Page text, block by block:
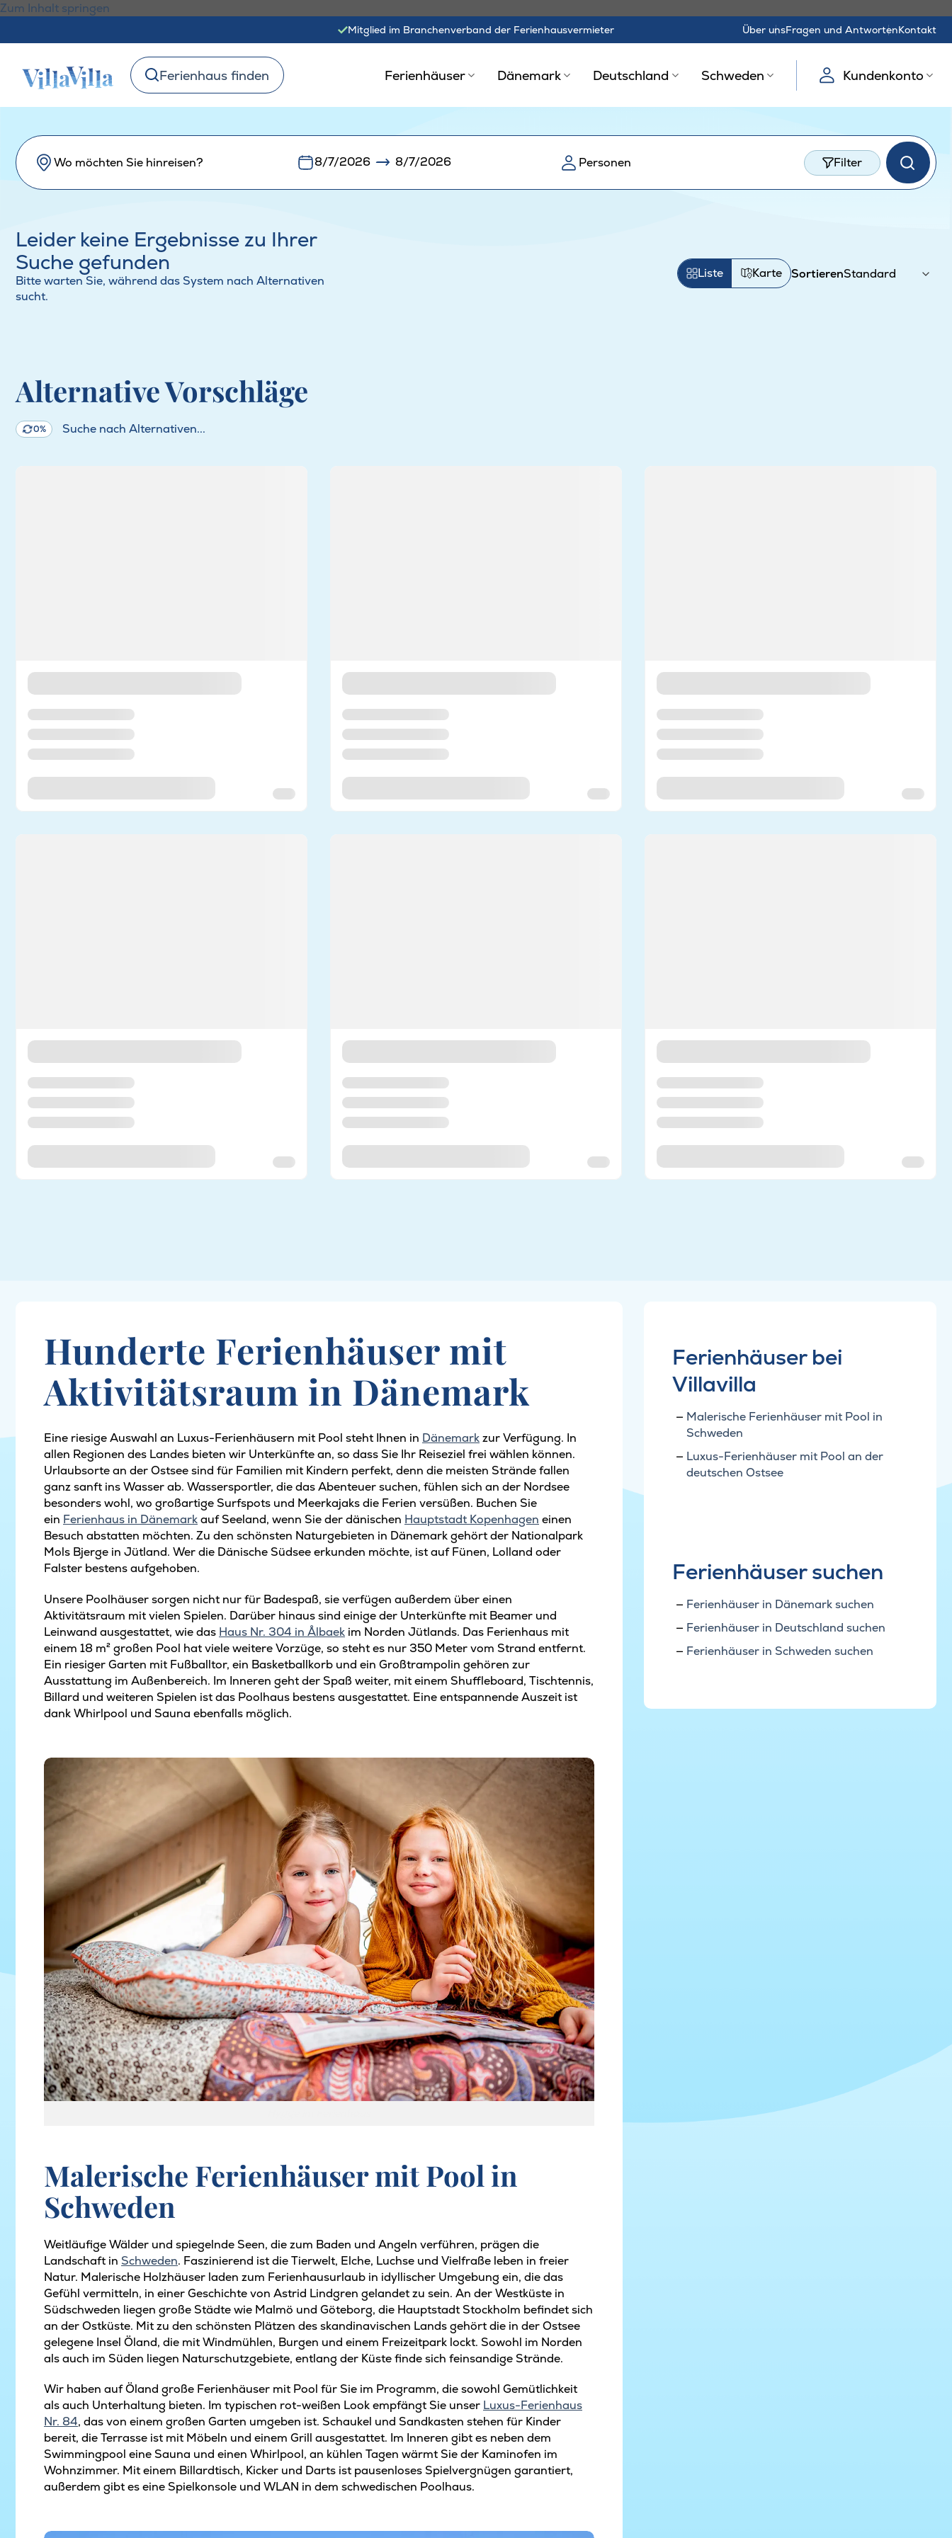
Zum Inhalt springen
Mitglied im Branchenverband der Ferienhausvermieter Über unsFragen und AntwortenKontakt
Ferienhaus finden Ferienhäuser Dänemark Deutschland Schweden Kundenkonto
Wo möchten Sie hinreisen? 8/7/2026 8/7/2026 Personen Filter
Leider keine Ergebnisse zu Ihrer
Suche gefunden
Bitte warten Sie, während das System nach Alternativen
sucht.
Sortieren
Liste Karte
Alternative Vorschläge
0% Suche nach Alternativen...
Hunderte Ferienhäuser mit
Aktivitätsraum in Dänemark
Eine riesige Auswahl an Luxus-Ferienhäusern mit Pool steht Ihnen in Dänemarkzur Verfügung. In
allen Regionen des Landes bieten wir Unterkünfte an, so dass Sie Ihr Reiseziel frei wählen können.
Urlaubsorte an der Ostsee sind für Familien mit Kindern perfekt, denn die meisten Strände fallen
ganz sanft ins Wasser ab. Wassersportler, die das Abenteuer suchen, fühlen sich an der Nordsee
besonders wohl, wo großartige Surfspots und Meerkajaks die Ferien versüßen. Buchen Sie
ein Ferienhaus in Dänemarkauf Seeland, wenn Sie der dänischen Hauptstadt Kopenhagen einen
Besuch abstatten möchten. Zu den schönsten Naturgebieten in Dänemark gehört der Nationalpark
Mols Bjerge in Jütland. Wer die Dänische Südsee erkunden möchte, ist auf Fünen, Lolland oder
Falster bestens aufgehoben.
Unsere Poolhäuser sorgen nicht nur für Badespaß, sie verfügen außerdem über einen
Aktivitätsraum mit vielen Spielen. Darüber hinaus sind einige der Unterkünfte mit Beamer und
Leinwand ausgestattet, wie das Haus Nr. 304 in Ålbaek im Norden Jütlands. Das Ferienhaus mit
einem 18 m² großen Pool hat viele weitere Vorzüge, so steht es nur 350 Meter vom Strand entfernt.
Ein riesiger Garten mit Fußballtor, ein Basketballkorb und ein Großtrampolin gehören zur
Ausstattung im Außenbereich. Im Inneren geht der Spaß weiter, mit einem Shuffleboard, Tischtennis,
Billard und weiteren Spielen ist das Poolhaus bestens ausgestattet. Eine entspannende Auszeit ist
dank Whirlpool und Sauna ebenfalls möglich.
Malerische Ferienhäuser mit Pool in
Schweden
Weitläufige Wälder und spiegelnde Seen, die zum Baden und Angeln verführen, prägen die
Landschaft in Schweden. Faszinierend ist die Tierwelt, Elche, Luchse und Vielfraße leben in freier
Natur. Malerische Holzhäuser laden zum Ferienhausurlaub in idyllischer Umgebung ein, die das
Gefühl vermitteln, in einer Geschichte von Astrid Lindgren gelandet zu sein. An der Westküste in
Südschweden liegen große Städte wie Malmö und Göteborg, die Hauptstadt Stockholm befindet sich
an der Ostküste. Mit zu den schönsten Plätzen des skandinavischen Lands gehört die in der Ostsee
gelegene Insel Öland, die mit Windmühlen, Burgen und einem Freizeitpark lockt. Sowohl im Norden
als auch im Süden liegen Naturschutzgebiete, entlang der Küste finde sich feinsandige Strände.
Wir haben auf Öland große Ferienhäuser mit Pool für Sie im Programm, die sowohl Gemütlichkeit
als auch Unterhaltung bieten. Im typischen rot-weißen Look empfängt Sie unser Luxus-Ferienhaus
Nr. 84, das von einem großen Garten umgeben ist. Schaukel und Sandkasten stehen für Kinder
bereit, die Terrasse ist mit Möbeln und einem Grill ausgestattet. Im Inneren gibt es neben dem
Swimmingpool eine Sauna und einen Whirlpool, an kühlen Tagen wärmt Sie der Kaminofen im
Wohnzimmer. Mit einem Billardtisch, Kicker und Darts ist pausenloses Spielvergnügen garantiert,
außerdem gibt es eine Spielkonsole und WLAN in dem schwedischen Poolhaus.
Ferienhäuser bei
Villavilla
Malerische Ferienhäuser mit Pool in
Schweden
Luxus-Ferienhäuser mit Pool an der
deutschen Ostsee
Ferienhäuser suchen
Ferienhäuser in Dänemark suchen
Ferienhäuser in Deutschland suchen
Ferienhäuser in Schweden suchen